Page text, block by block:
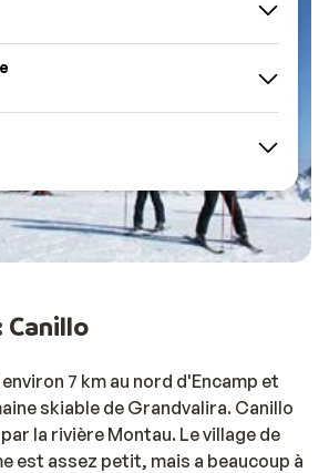
Canillo
7 km au nord d'Encamp et
skiable de Grandvalira. Canillo
la rivière Montau. Le village de
est assez petit, mais a beaucoup à